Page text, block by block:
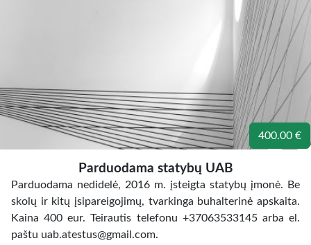
400.00 €
Parduodama statybų UAB
Parduodama nedidelė, 2016 m. įsteigta statybų įmonė. Be
skolų ir kitų įsipareigojimų, tvarkinga buhalterinė apskaita.
Kaina 400 eur. Teirautis telefonu +37063533145 arba el.
paštu uab.atestus@gmail.com.